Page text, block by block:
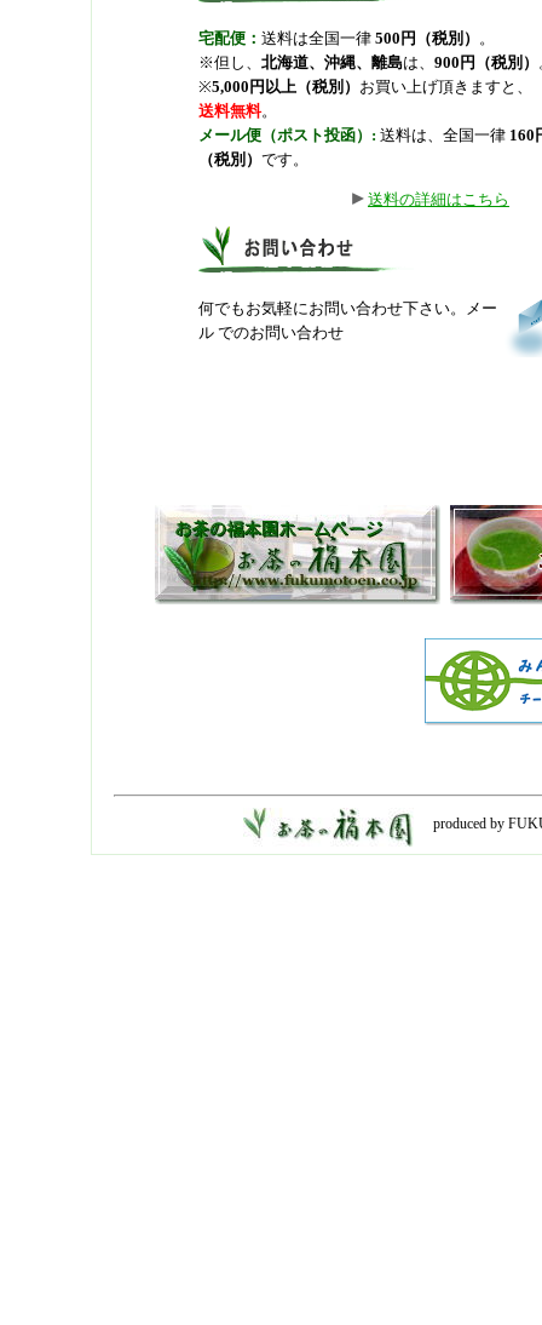
宅配便： 送料は全国一律 500円（税別） 。
※但し、 北海道、沖縄、離島は、 900円（税別）
※5,000円以上（税別） お買い上げ頂きますと、
送料無料。
メール便（ポスト投函）: 送料は、全国一律 160
（税別） です。
送料の詳細はこちら
何でもお気軽にお問い合わせ下さい。メー
ル でのお問い合わせ
produced by